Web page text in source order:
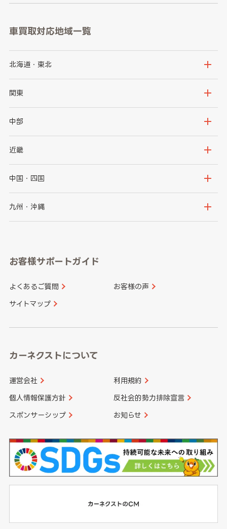
車買取対応地域一覧
北海道・東北
北海道
岩手県
秋田県
関東
茨城県
群馬県
千葉県
中部
新潟県
石川県
山梨県
愛知県
近畿
大阪府
京都府
和歌山県
中国・四国
鳥取県
山口県
香川県 愛媛県
九州・沖縄
長崎県
大分県 宮崎県
お客様サポートガイド
よくあるご質問 お客様の声
サイトマップ
カーネクストについて
運営会社 利用規約
個人情報保護方針 反社会的勢力排除宣言
スポンサーシップ お知らせ